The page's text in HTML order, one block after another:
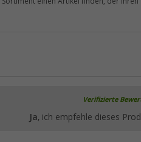
Verifizierte
Ja, ich empfehle dieses